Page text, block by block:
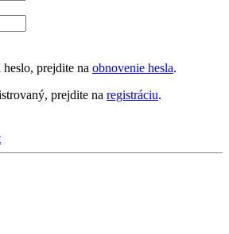
prejdite na obnovenie hesla.
prejdite na registráciu.